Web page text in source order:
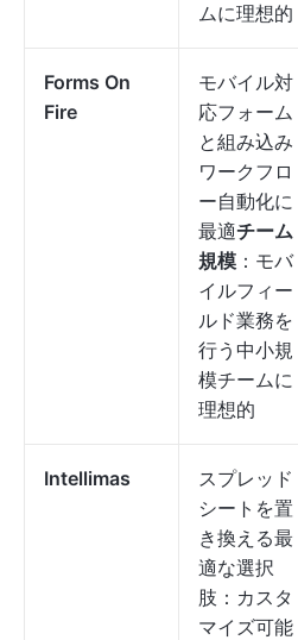
ムに理想的
Forms On
Fire
モバイル対
応フォーム
と組み込み
ワークフロ
ー自動化に
最適チーム
規模 ：モバ
イルフィー
ルド業務を
行う中小規
模チームに
理想的
Intellimas
スプレッド
シートを置
き換える最
適な選択
肢：カスタ
マイズ可能